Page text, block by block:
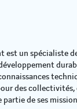
est un spécialiste
des collectivités,
de ses